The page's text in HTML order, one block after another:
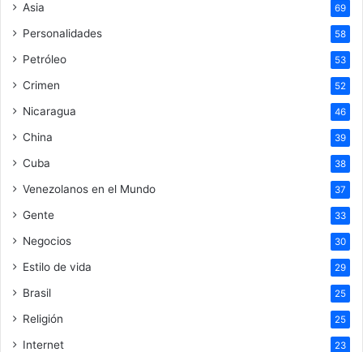
Asia 69
Personalidades 58
Petróleo 53
Crimen 52
Nicaragua 46
China 39
Cuba 38
Venezolanos en el Mundo 37
Gente 33
Negocios 30
Estilo de vida 29
Brasil 25
Religión 25
Internet 23